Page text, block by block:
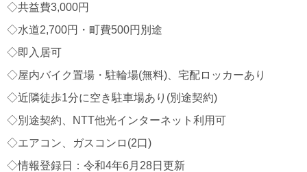
◇共益費3,000円
◇水道2,700円・町費500円別途
◇即入居可
◇屋内バイク置場・駐輪場(無料)、宅配ロッカーあり
◇近隣徒歩1分に空き駐車場あり(別途契約)
◇別途契約、NTT他光インターネット利用可
◇エアコン、ガスコンロ(2口)
◇情報登録日：令和4年6月28日更新